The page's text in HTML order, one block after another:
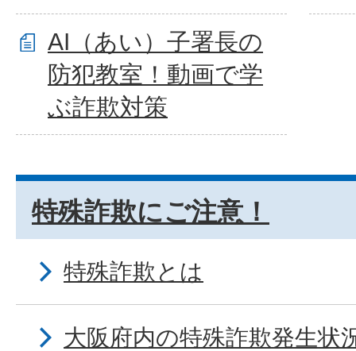
AI（あい）子署長の
防犯教室！動画で学
ぶ詐欺対策
特殊詐欺にご注意！
特殊詐欺とは
大阪府内の特殊詐欺発生状